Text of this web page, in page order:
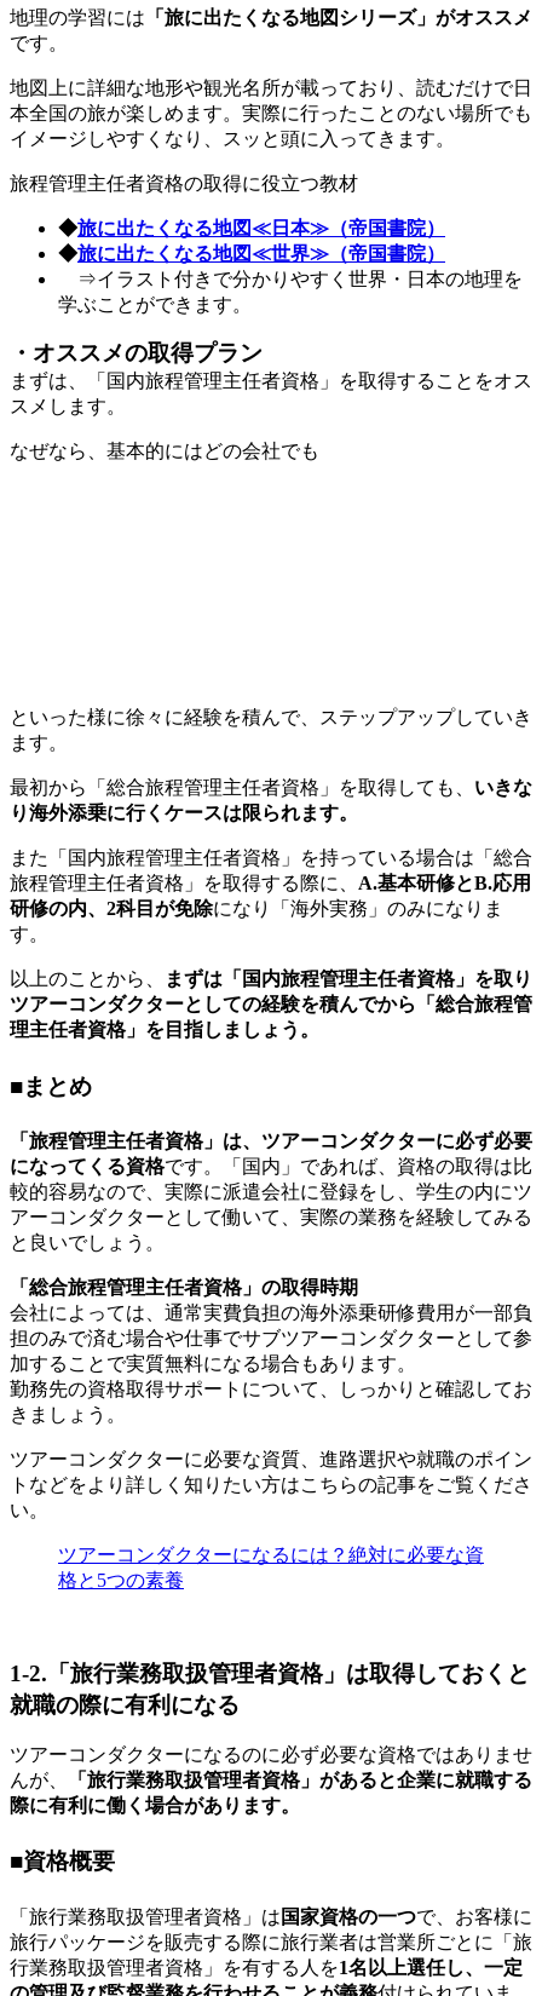
地理の学習には 「旅に出たくなる地図シリーズ」がオススメ
です。
地図上に詳細な地形や観光名所が載っており、読むだけで日
本全国の旅が楽しめます。実際に行ったことのない場所でも
イメージしやすくなり、スッと頭に入ってきます。
旅程管理主任者資格の取得に役立つ教材
◆旅に出たくなる地図≪日本≫（帝国書院）
◆旅に出たくなる地図≪世界≫（帝国書院）
⇒イラスト付きで分かりやすく世界・日本の地理を
学ぶことができます。
・オススメの取得プラン
まずは、「国内旅程管理主任者資格」を取得することをオス
スメします。
なぜなら、基本的にはどの会社でも
といった様に徐々に経験を積んで、ステップアップしていき
ます。
最初から「総合旅程管理主任者資格」を取得しても、 いきな
り海外添乗に行くケースは限られます。
また「国内旅程管理主任者資格」を持っている場合は「総合
旅程管理主任者資格」を取得する際に、 A.基本研修とB.応用
研修の内、2科目が免除になり「海外実務」のみになりま
す。
以上のことから、
まずは「国内旅程管理主任者資格」を取り
ツアーコンダクターとしての経験を積んでから「総合旅程管
理主任者資格」を目指しましょう。
■まとめ
「旅程管理主任者資格」は、ツアーコンダクターに必ず必要
になってくる資格です。「国内」であれば、資格の取得は比
較的容易なので、実際に派遣会社に登録をし、学生の内にツ
アーコンダクターとして働いて、実際の業務を経験してみる
と良いでしょう。
「総合旅程管理主任者資格」の取得時期
会社によっては、通常実費負担の海外添乗研修費用が一部負
担のみで済む場合や仕事でサブツアーコンダクターとして参
加することで実質無料になる場合もあります。
勤務先の資格取得サポートについて、しっかりと確認してお
きましょう。
ツアーコンダクターに必要な資質、進路選択や就職のポイン
トなどをより詳しく知りたい方はこちらの記事をご覧くださ
い。
ツアーコンダクターになるには？絶対に必要な資
格と5つの素養
1-2.「旅行業務取扱管理者資格」は取得しておくと
就職の際に有利になる
ツアーコンダクターになるのに必ず必要な資格ではありませ
んが、
「旅行業務取扱管理者資格」があると企業に就職する
際に有利に働く場合があります。
■資格概要
「旅行業務取扱管理者資格」は 国家資格の一つで、お客様に
旅行パッケージを販売する際に旅行業者は営業所ごとに「旅
行業務取扱管理者資格」を有する人を1名以上選任し、一定